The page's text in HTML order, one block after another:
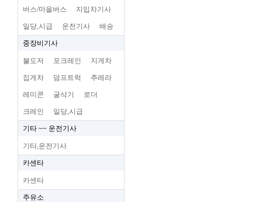
버스/마을버스 지입차기사
일당,시급 운전기사 배송
중장비기사
불도저 포크레인 지게차
집게차 덤프트럭 추레라
레미콘 굴삭기 로더
크레인 일당,시급
기타 ~~ 운전기사
기타,운전기사
카센타
카센타
주유소